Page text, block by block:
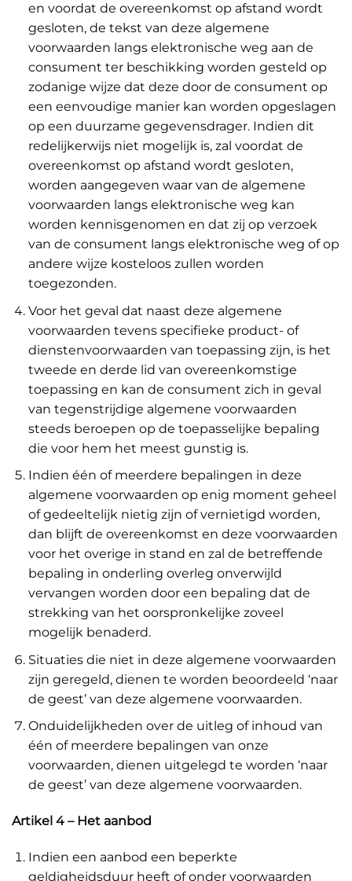
en voordat de overeenkomst op afstand wordt
gesloten, de tekst van deze algemene
voorwaarden langs elektronische weg aan de
consument ter beschikking worden gesteld op
zodanige wijze dat deze door de consument op
een eenvoudige manier kan worden opgeslagen
op een duurzame gegevensdrager. Indien dit
redelijkerwijs niet mogelijk is, zal voordat de
overeenkomst op afstand wordt gesloten,
worden aangegeven waar van de algemene
voorwaarden langs elektronische weg kan
worden kennisgenomen en dat zij op verzoek
van de consument langs elektronische weg of op
andere wijze kosteloos zullen worden
toegezonden.
Voor het geval dat naast deze algemene
voorwaarden tevens specifieke product- of
dienstenvoorwaarden van toepassing zijn, is het
tweede en derde lid van overeenkomstige
toepassing en kan de consument zich in geval
van tegenstrijdige algemene voorwaarden
steeds beroepen op de toepasselijke bepaling
die voor hem het meest gunstig is.
Indien één of meerdere bepalingen in deze
algemene voorwaarden op enig moment geheel
of gedeeltelijk nietig zijn of vernietigd worden,
dan blijft de overeenkomst en deze voorwaarden
voor het overige in stand en zal de betreffende
bepaling in onderling overleg onverwijld
vervangen worden door een bepaling dat de
strekking van het oorspronkelijke zoveel
mogelijk benaderd.
Situaties die niet in deze algemene voorwaarden
zijn geregeld, dienen te worden beoordeeld ‘naar
de geest’ van deze algemene voorwaarden.
Onduidelijkheden over de uitleg of inhoud van
één of meerdere bepalingen van onze
voorwaarden, dienen uitgelegd te worden ‘naar
de geest’ van deze algemene voorwaarden.
Artikel 4 – Het aanbod
Indien een aanbod een beperkte
geldigheidsduur heeft of onder voorwaarden